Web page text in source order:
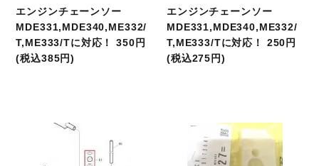
エンジンチェーンソー
MDE331,MDE340,ME332/
T,ME333/Tに対応！ 350円
(税込385円)
エンジンチェーンソー
MDE331,MDE340,ME332/
T,ME333/Tに対応！ 250円
(税込275円)